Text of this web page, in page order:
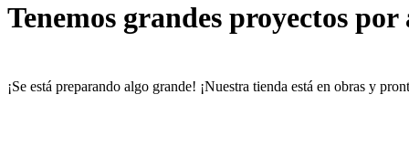
Tenemos grandes proyectos
¡Se está preparando algo grande! ¡Nuestra tienda está en obras y